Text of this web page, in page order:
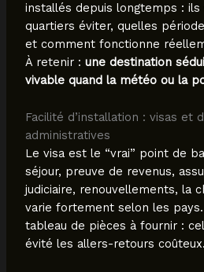
installés depuis longtemps : ils
quartiers éviter, quelles
et comment fonctionne
À retenir : une destination
vivable quand la météo ou la
Facilité d’installation : visas et
administratives
Le visa est le “vrai” point de
séjour, preuve de revenus,
judiciaire, renouvellements, la
varie fortement selon les
tableau de pièces à fournir :
évité les allers-retours coûteux.